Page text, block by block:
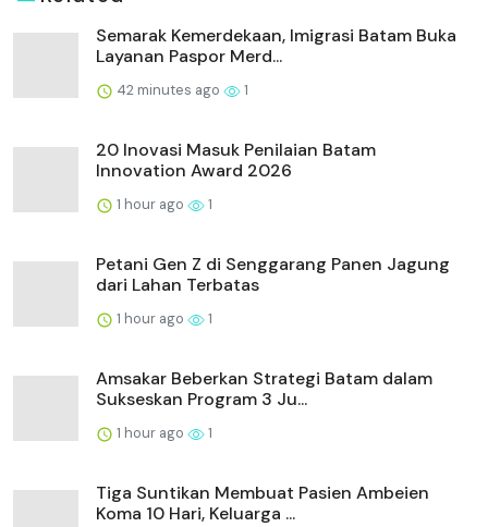
Semarak Kemerdekaan, Imigrasi Batam Buka
Layanan Paspor Merd...
42 minutes ago 1
20 Inovasi Masuk Penilaian Batam
Innovation Award 2026
1 hour ago 1
Petani Gen Z di Senggarang Panen Jagung
dari Lahan Terbatas
1 hour ago 1
Amsakar Beberkan Strategi Batam dalam
Sukseskan Program 3 Ju...
1 hour ago 1
Tiga Suntikan Membuat Pasien Ambeien
Koma 10 Hari, Keluarga ...